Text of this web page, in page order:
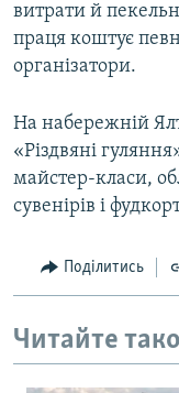
витрати й
праця коштує
організатори.
На набережній
«Різдвяні
майстер-класи,
сувенірів і
Поділитись
Читайте